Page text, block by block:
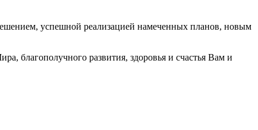
успешной реализацией намеченных планов, новым
благополучного развития, здоровья и счастья Вам и